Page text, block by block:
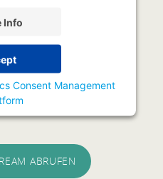
Info
Consent Management
ABRUFEN